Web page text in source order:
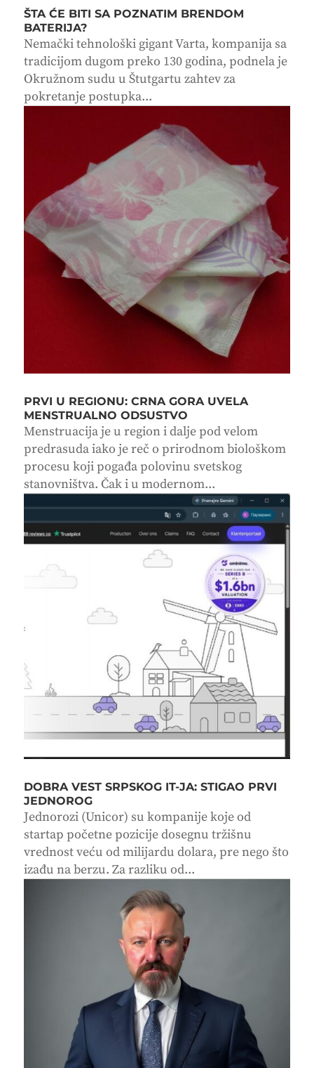
ŠTA ĆE BITI SA POZNATIM BRENDOM
BATERIJA?
Nemački tehnološki gigant Varta, kompanija sa
tradicijom dugom preko 130 godina, podnela je
Okružnom sudu u Štutgartu zahtev za
pokretanje postupka...
PRVI U REGIONU: CRNA GORA UVELA
MENSTRUALNO ODSUSTVO
Menstruacija je u region i dalje pod velom
predrasuda iako je reč o prirodnom biološkom
procesu koji pogađa polovinu svetskog
stanovništva. Čak i u modernom...
DOBRA VEST SRPSKOG IT-JA: STIGAO PRVI
JEDNOROG
Jednorozi (Unicor) su kompanije koje od
startap početne pozicije dosegnu tržišnu
vrednost veću od milijardu dolara, pre nego što
izađu na berzu. Za razliku od...